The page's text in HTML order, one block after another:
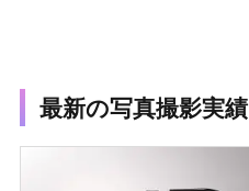
最新の写真撮影実績